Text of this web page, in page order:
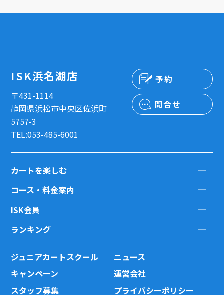
ISK浜名湖店
〒431-1114
静岡県浜松市中央区佐浜町
5757-3
TEL:053-485-6001
予約
問合せ
カートを楽しむ
コース・料金案内
ISK会員
ランキング
ジュニアカートスクール
ニュース
キャンペーン
運営会社
スタッフ募集
プライバシーポリシー